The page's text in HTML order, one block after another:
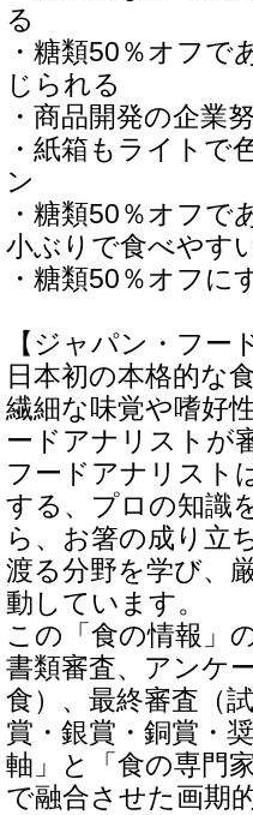
る
・糖類50％オフ
じられる
・商品開発の企業
・紙箱もライトで
ン
・糖類50％オフ
小ぶりで食べやす
・糖類50％オフ
【ジャパン・フ
日本初の本格的な
繊細な味覚や嗜好
ードアナリストが
フードアナリスト
する、プロの知識
ら、お箸の成り立
渡る分野を学び、
動しています。
この「食の情報」
書類審査、アンケ
食）、最終審査（
賞・銀賞・銅賞・
軸」と「食の専門
で融合させた画期